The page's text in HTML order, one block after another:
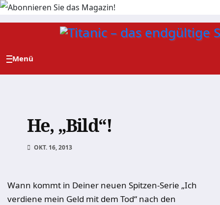
Zum
He, „Bild“!
OKT. 16, 2013
Wann kommt in Deiner neuen Spitzen-Serie „Ich
verdiene mein Geld mit dem Tod“ nach den